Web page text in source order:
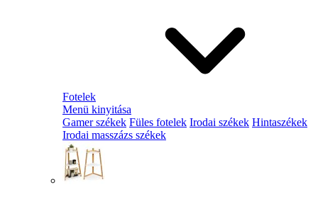
Fotelek
Menü kinyitása
Gamer székek Füles fotelek Irodai székek Hintaszékek
Irodai masszázs székek